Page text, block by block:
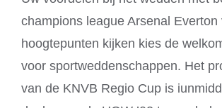
champions league Arsenal Everton
hoogtepunten kijken kies de
voor sportweddenschappen. Het
van de KNVB Regio Cup is